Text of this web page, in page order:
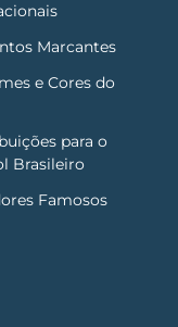
Marcantes
e Cores do
para o
Brasileiro
Famosos